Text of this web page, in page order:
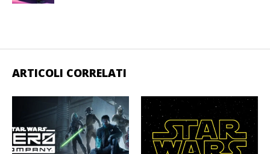
ARTICOLI CORRELATI